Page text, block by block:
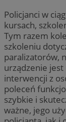
Policjanci w
kursach,
Tym razem
szkoleniu
paralizatorów,
urządzenie
interwencji z
poleceń
szybkie i
ważne, jego